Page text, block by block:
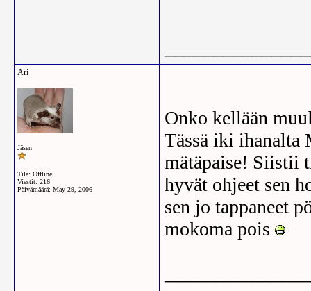
Ari
Jäsen
Tila: Offline
Viestit: 216
Päivämäärä: May 29, 2006
Onko kellään
Tässä iki ihanalta
mätäpaise! Siistii
hyvät ohjeet sen
sen jo tappaneet
mokoma pois